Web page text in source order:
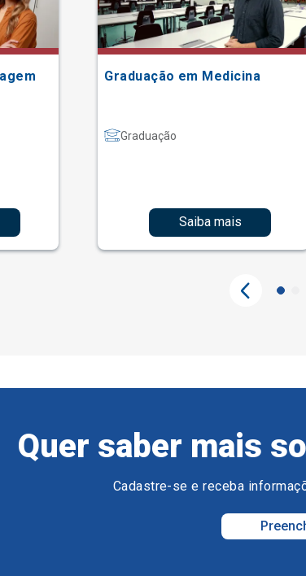
Graduação em Medicina
Graduação
Saiba mais
Quer saber mais
Cadastre-se e receba